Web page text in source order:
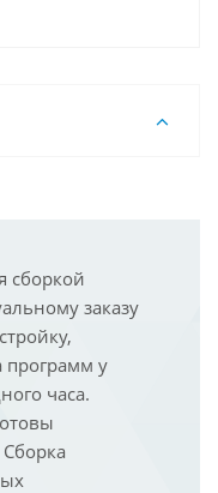
сборкой
заказу
программ у
часа.